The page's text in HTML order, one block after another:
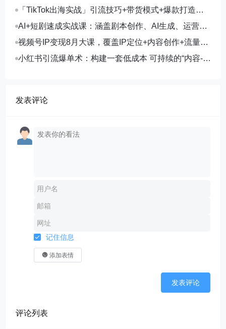
月询盘转化率提升200%
「TikTok出海实战」引流技巧+带货模式+爆款打造，
单月变现10万+秘籍
AI+短剧速成实战课：涵盖剧本创作、AI生成、运营变
现，单部剧收益破万
视频号IP变现8月大课，覆盖IP定位+内容创作+流量获
取+合规运营+商业转化
小红书引流爆单术：构建一套低成本 可持续的“内容-引
发表评论
记住信息
添加表情
发表评论
评论列表